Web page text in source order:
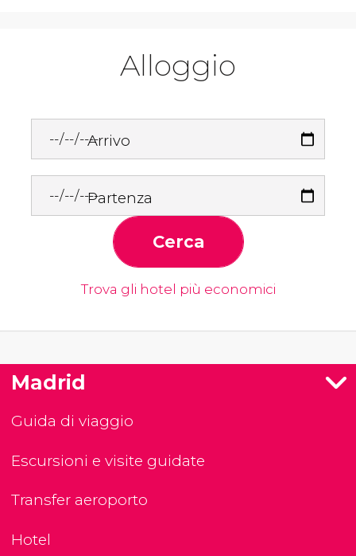
Alloggio
Arrivo
Partenza
Cerca
Trova gli hotel più economici
Madrid
Guida di viaggio
Escursioni e visite guidate
Transfer aeroporto
Hotel